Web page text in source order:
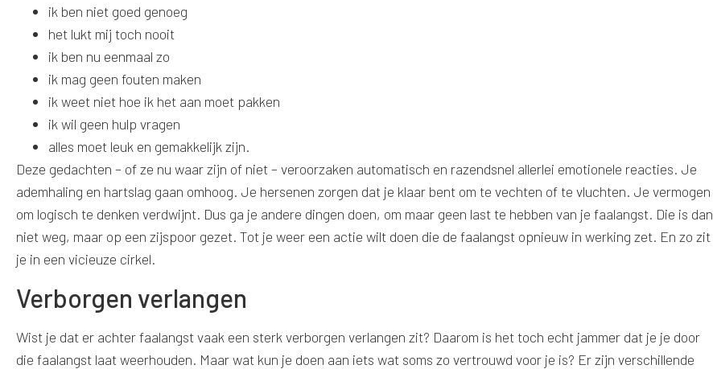
ik ben niet goed genoeg
het lukt mij toch nooit
ik ben nu eenmaal zo
ik mag geen fouten maken
ik weet niet hoe ik het aan moet pakken
ik wil geen hulp vragen
alles moet leuk en gemakkelijk zijn.
Deze gedachten – of ze nu waar zijn of niet – veroorzaken automatisch en razendsnel allerlei emotionele reacties. Je
ademhaling en hartslag gaan omhoog. Je hersenen zorgen dat je klaar bent om te vechten of te vluchten. Je vermogen
om logisch te denken verdwijnt. Dus ga je andere dingen doen, om maar geen last te hebben van je faalangst. Die is dan
niet weg, maar op een zijspoor gezet. Tot je weer een actie wilt doen die de faalangst opnieuw in werking zet. En zo zit
je in een vicieuze cirkel.
Verborgen verlangen
Wist je dat er achter faalangst vaak een sterk verborgen verlangen zit? Daarom is het toch echt jammer dat je je door
die faalangst laat weerhouden. Maar wat kun je doen aan iets wat soms zo vertrouwd voor je is? Er zijn verschillende